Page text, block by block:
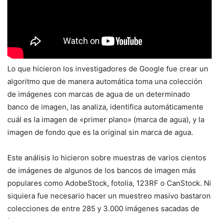
Lo que hicieron los investigadores de Google fue crear un
algoritmo que de manera automática toma una colección
de imágenes con marcas de agua de un determinado
banco de imagen, las analiza, identifica automáticamente
cuál es la imagen de «primer plano» (marca de agua), y la
imagen de fondo que es la original sin marca de agua.
Este análisis lo hicieron sobre muestras de varios cientos
de imágenes de algunos de los bancos de imagen más
populares como AdobeStock, fotolia, 123RF o CanStock. Ni
siquiera fue necesario hacer un muestreo masivo bastaron
colecciones de entre 285 y 3.000 imágenes sacadas de